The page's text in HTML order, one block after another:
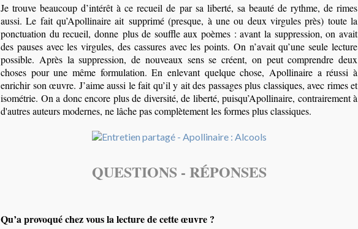
Je trouve beaucoup d’intérêt à ce recueil de par sa liberté, sa beauté de rythme, de rimes
aussi. Le fait qu’Apollinaire ait supprimé (presque, à une ou deux virgules près) toute la
ponctuation du recueil, donne plus de souffle aux poèmes : avant la suppression, on avait
des pauses avec les virgules, des cassures avec les points. On n’avait qu’une seule lecture
possible. Après la suppression, de nouveaux sens se créent, on peut comprendre deux
choses pour une même formulation. En enlevant quelque chose, Apollinaire a réussi à
enrichir son œuvre. J’aime aussi le fait qu’il y ait des passages plus classiques, avec rimes et
isométrie. On a donc encore plus de diversité, de liberté, puisqu’Apollinaire, contrairement à
d'autres auteurs modernes, ne lâche pas complètement les formes plus classiques.
QUESTIONS - RÉPONSES
Qu’a provoqué chez vous la lecture de cette œuvre ?